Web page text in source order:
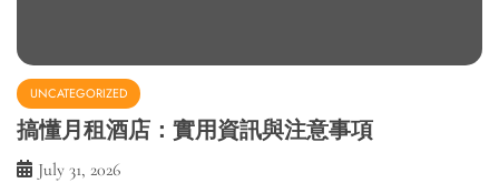
UNCATEGORIZED
搞懂月租酒店：實用資訊與注意事項
July 31, 2026